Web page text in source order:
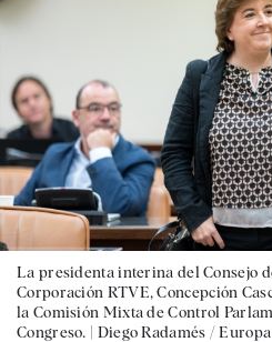
La presidenta interina del Consejo
Corporación RTVE, Concepción
la Comisión Mixta de Control
Congreso. | Diego Radamés /